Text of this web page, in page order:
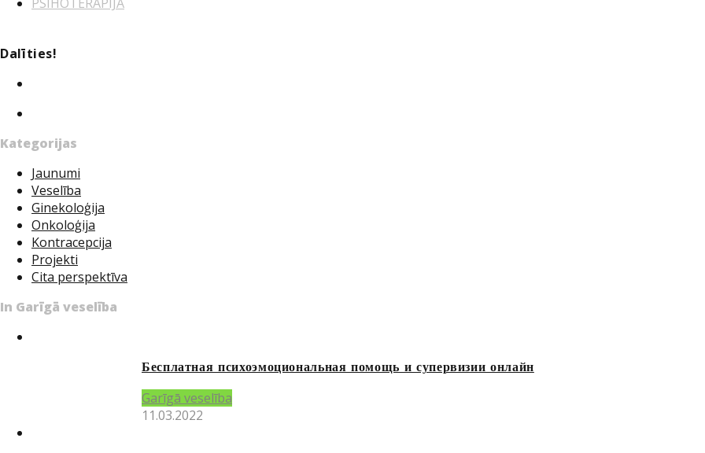
Dalīties!
Kategorijas
Jaunumi
Veselība
Ginekoloģija
Onkoloģija
Kontracepcija
Projekti
Cita perspektīva
In Garīgā veselība
Бесплатная психоэмоциональная помощь и супервизии онлайн
Garīgā veselība
11.03.2022